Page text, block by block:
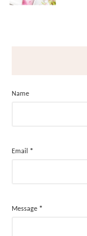
Name
Email *
Message *